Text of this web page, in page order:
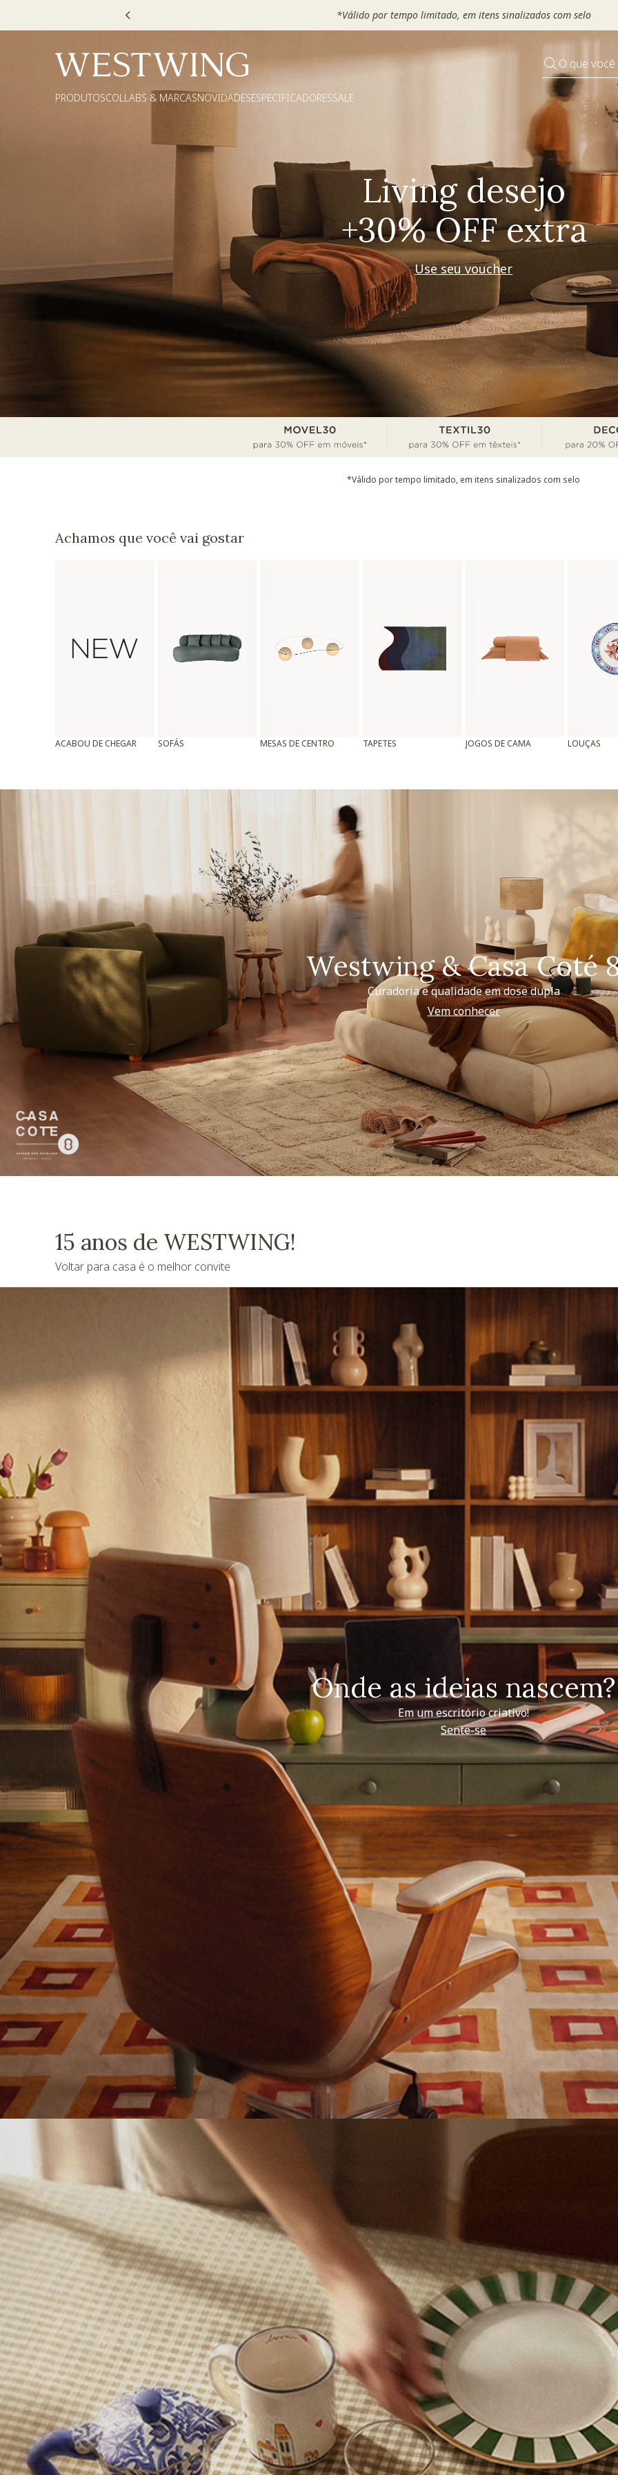
Escolha seu VOUCHER e ganhe até 30% OFF*: useMOVEL30, TEXTIL30 OU
O que
PRODUTOSCOLLABS & MARCASNOVIDADESESPECIFICADORESSALE
Pequenos rituais
Grandes mudanças
Decorar
*Válido por tempo limitado, em itens sinalizados com selo
Achamos que você vai gostar
ACABOU DE CHEGAR SOFÁS MESAS DE CENTRO TAPETES JOGOS DE CAMA LOUÇAS
Westwing & Casa Coté
Curadoria e qualidade em dose dupla
Vem conhecer
15 anos de WESTWING!
Voltar para casa é o melhor convite
Onde as ideias nascem?
Em um escritório criativo!
Sente-se